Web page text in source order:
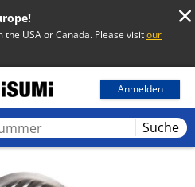
USA or Canada. Please visitour
Anmelden
Suche